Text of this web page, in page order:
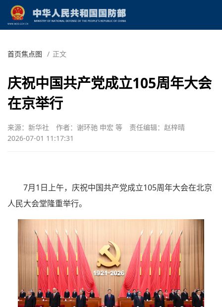
首页焦点图 / 正文
庆祝中国共产党成立105周年大会
在京举行
来源：新华社 作者：谢环驰 申宏 等
责任编辑：赵梓晴
2026-07-01 11:17:31
7月1日上午，庆祝中国共产党成立105周年大会在北京
人民大会堂隆重举行。